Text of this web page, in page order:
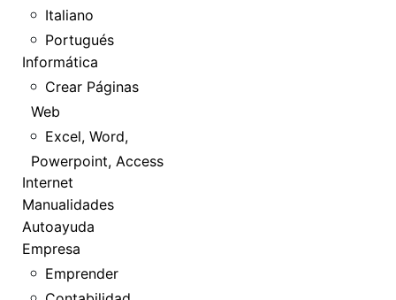
Italiano
Portugués
Informática
Crear Páginas
Web
Excel, Word,
Powerpoint, Access
Internet
Manualidades
Autoayuda
Empresa
Emprender